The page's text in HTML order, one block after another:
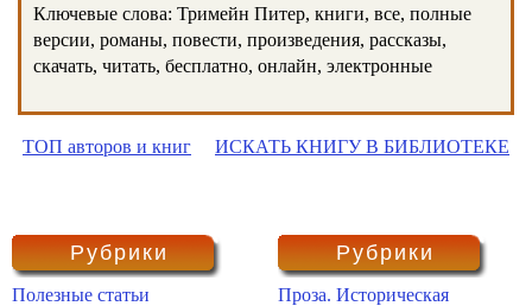
Ключевые слова: Тримейн Питер, книги, все, полные
версии, романы, повести, произведения, рассказы,
скачать, читать, бесплатно, онлайн, электронные
ТОП авторов и книг ИСКАТЬ КНИГУ В БИБЛИОТЕКЕ
Рубрики
Полезные статьи
Рубрики
Проза. Историческая